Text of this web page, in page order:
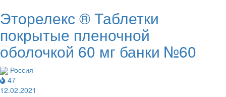
Эторелекс ® Таблетки
покрытые пленочной
оболочкой 60 мг банки №60
Россия
47
12.02.2021